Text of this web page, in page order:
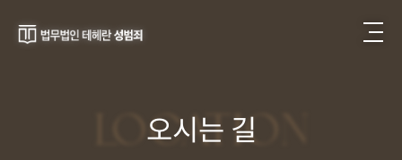
LOCATION
오시는 길